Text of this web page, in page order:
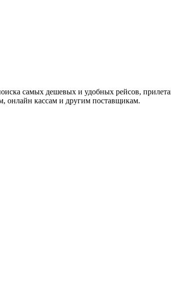
самых дешевых и удобных рейсов,
онлайн кассам и другим поставщикам.